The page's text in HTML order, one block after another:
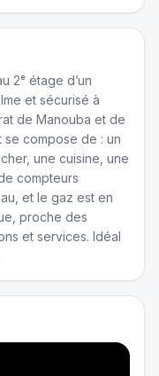
2ᵉ étage d’un
et sécurisé à
de Manouba et de
se compose de : un
une cuisine, une
compteurs
et le gaz est en
proche des
et services. Idéal